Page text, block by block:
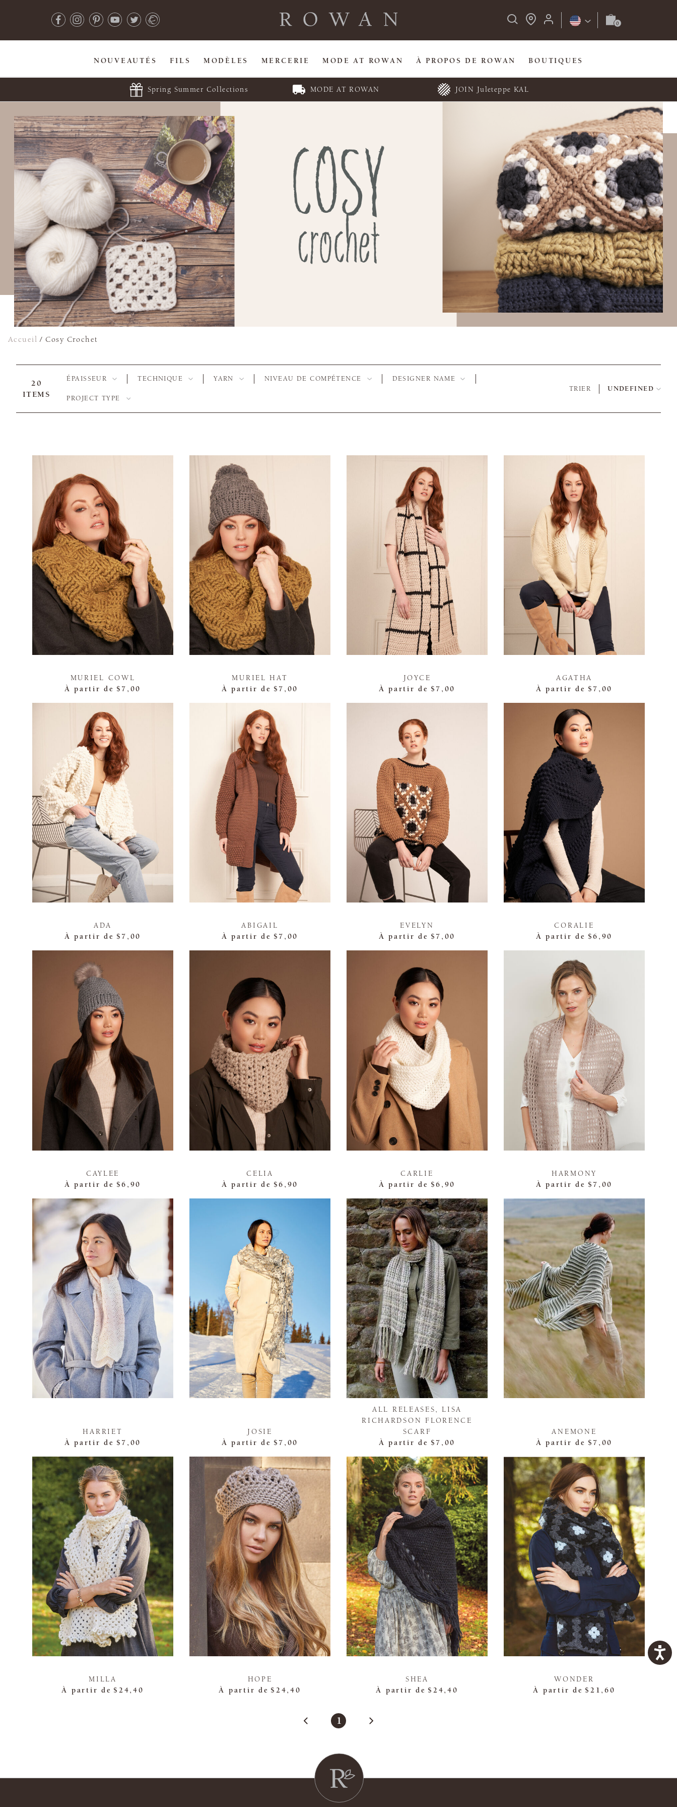
NOUVEAUTÉS FILS MODÈLES MERCERIE MODE AT ROWAN À PROPOS DE ROWAN BOUTIQUES
Spring Summer Collections MODE AT ROWAN JOIN Juleteppe KAL
Accueil /Cosy Crochet
20
ITEMS
ÉPAISSEUR TECHNIQUE YARN NIVEAU DE COMPÉTENCE DESIGNER NAME
PROJECT TYPE
TRIER UNDEFINED
MURIEL COWL
À partir de $7,00
MURIEL HAT
À partir de $7,00
JOYCE
À partir de $7,00
AGATHA
À partir de $7,00
ADA
À partir de $7,00
ABIGAIL
À partir de $7,00
EVELYN
À partir de $7,00
CORALIE
À partir de $6,90
CAYLEE
À partir de $6,90
CELIA
À partir de $6,90
CARLIE
À partir de $6,90
HARMONY
À partir de $7,00
HARRIET
À partir de $7,00
JOSIE
À partir de $7,00
ALL RELEASES, LISA
RICHARDSON FLORENCE
SCARF
À partir de $7,00
ANEMONE
À partir de $7,00
MILLA
À partir de $24,40
HOPE
À partir de $24,40
SHEA
À partir de $24,40
WONDER
À partir de $21,60
1